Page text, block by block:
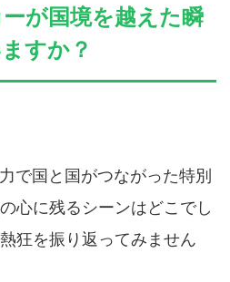
が国境を越えた瞬
すか？
で国と国がつながった特別
心に残るシーンはどこでし
狂を振り返ってみません